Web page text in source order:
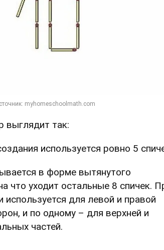
выглядит так:
используется ровно 5
в форме вытянутого
что уходит остальные 8 спичек.
используется для левой и правой
и по одному – для верхней и
частей.